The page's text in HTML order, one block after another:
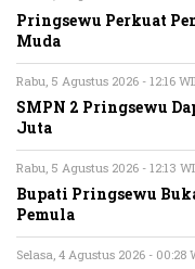
Pringsewu Perkuat
Muda
Rabu, 5 Agustus 2026 - 12:16
SMPN 2 Pringsewu
Juta
Rabu, 5 Agustus 2026 - 12:13
Bupati Pringsewu
Pemula
Selasa, 4 Agustus 2026 - 00:28